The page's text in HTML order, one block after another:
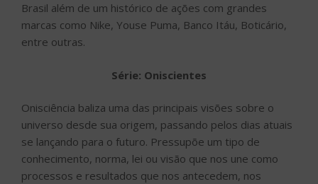
Brasil além de um histórico de ações com grandes
marcas como Nike, Youse Puma, Banco Itáu, Boticário,
entre outras.
Série: Oniscientes
Onisciência baliza uma das principais visões sobre o
universo desde sua origem, passando pelos dias atuais
se lançando para o futuro. Pressupõe um tipo de
conhecimento, norma, lei ou visão que nos une como
processos e resultados que nos antecedem, nos